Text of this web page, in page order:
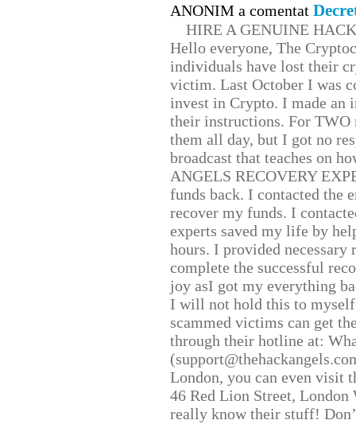
ANONIM a comentat
HIRE A GENUINE
Hello everyone, The
individuals have lost their
victim. Last October I was
invest in Crypto. I made
their instructions. For TWO
them all day, but I got no
broadcast that teaches on
ANGELS RECOVERY
funds back. I contacted the
recover my funds. I
experts saved my life by
hours. I provided
complete the successful
joy asI got my everything
I will not hold this to
scammed victims can get
through their hotline at:
London, you can even visit
46 Red Lion Street, London
really know their stuff!